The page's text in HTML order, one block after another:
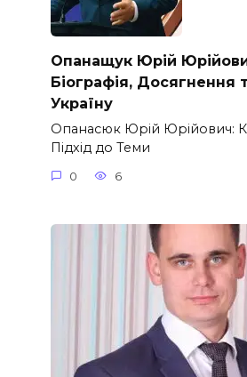
Опанащук Юрій
Біографія, Досягнення
Україну
Опанасюк Юрій Юрійович:
Підхід до Теми
0 6